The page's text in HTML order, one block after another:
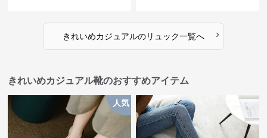
きれいめカジュアルのリュック一覧へ ›
きれいめカジュアル靴のおすすめアイテム
人気